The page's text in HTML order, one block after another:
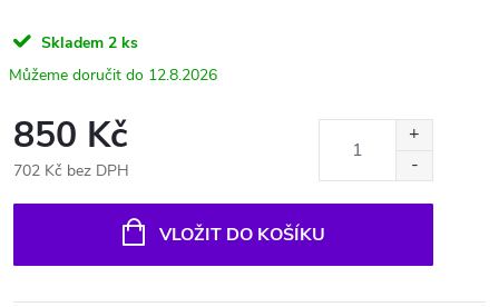
Skladem 2 ks
12.8.2026
850 Kč
702 Kč bez DPH
VLOŽIT DO KOŠÍKU